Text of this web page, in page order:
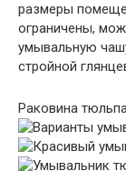
размеры
ограничены,
умывальную
стройной
Раковина